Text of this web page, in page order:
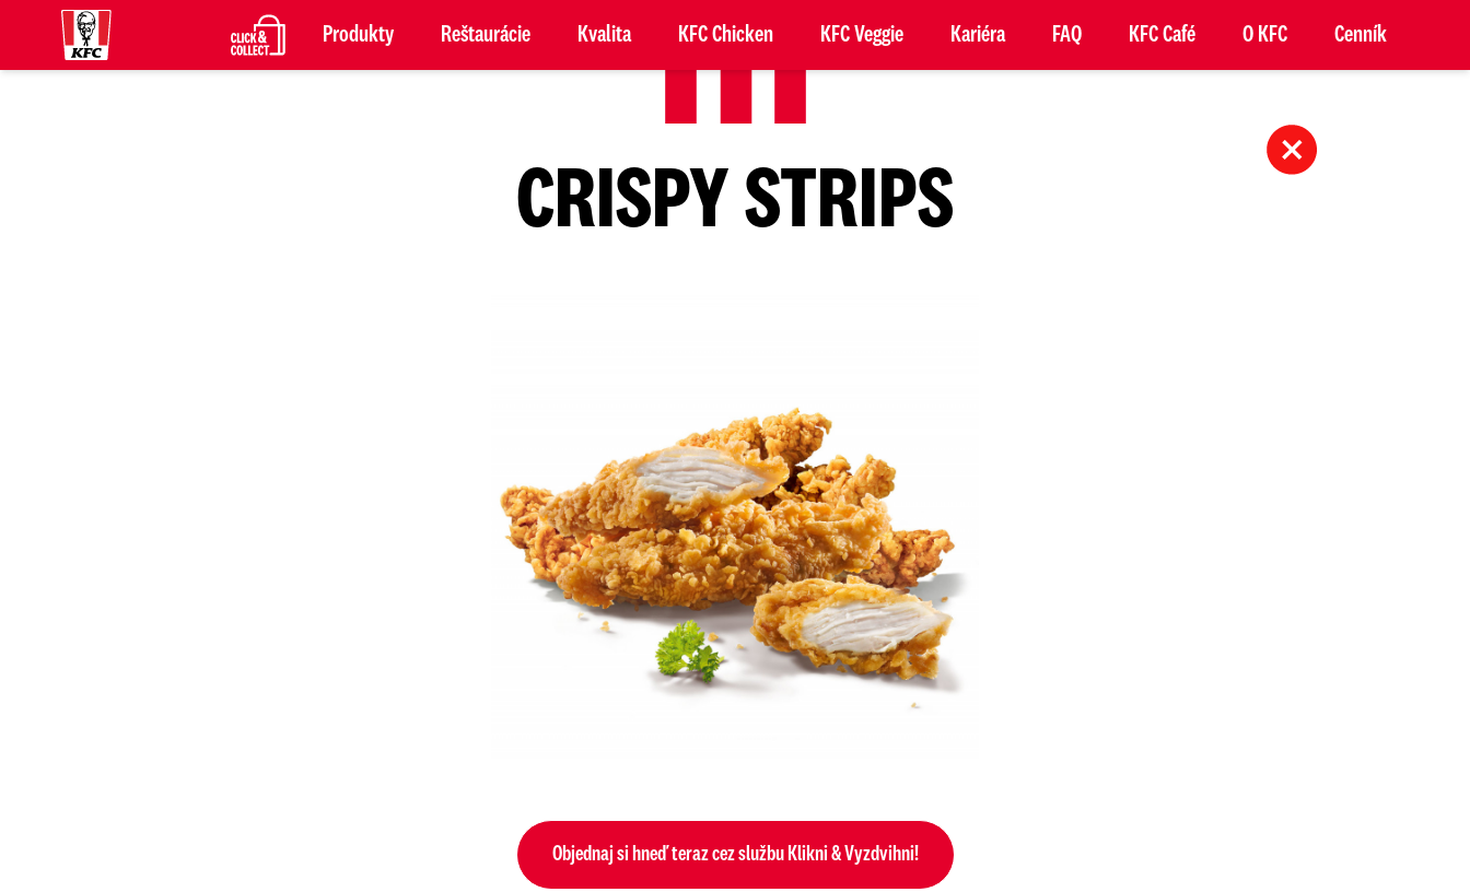
Produkty Reštaurácie Kvalita KFC Chicken KFC Veggie Kariéra FAQ KFC Café O KFC Cenník
CRISPY STRIPS
Objednaj si hneď teraz cez službu Klikni & Vyzdvihni!